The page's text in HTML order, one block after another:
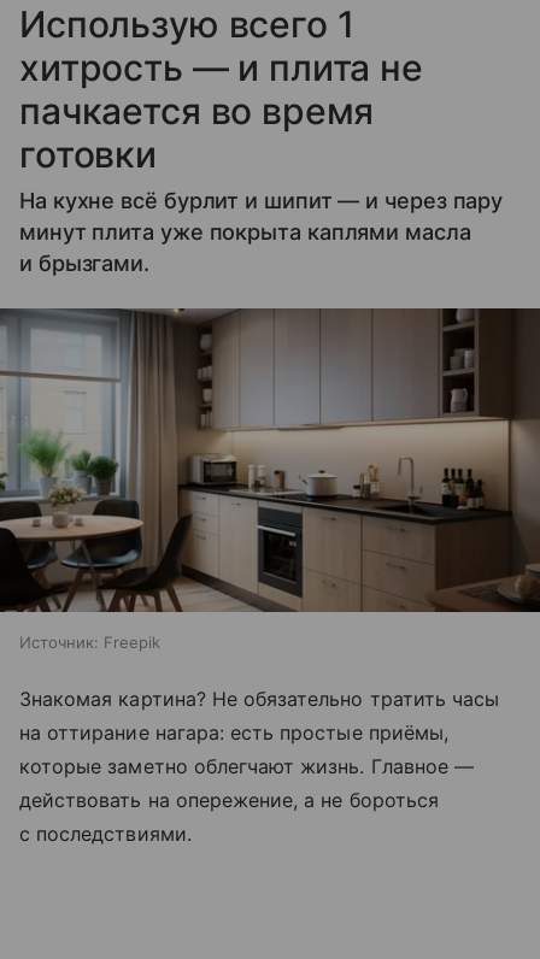
Использую всего 1
хитрость — и плита не
пачкается во время
готовки
На кухне всё бурлит и шипит — и через пару
минут плита уже покрыта каплями масла
и брызгами.
Источник: Freepik
Знакомая картина? Не обязательно тратить часы
на оттирание нагара: есть простые приёмы,
которые заметно облегчают жизнь. Главное —
действовать на опережение, а не бороться
с последствиями.